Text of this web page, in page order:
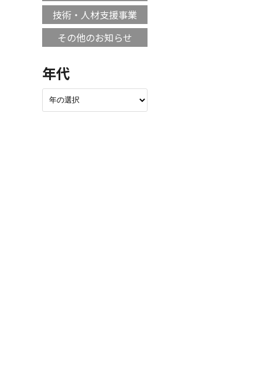
技術・人材支援事業
その他のお知らせ
年代